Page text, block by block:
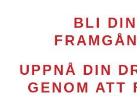
BLI
UPPNÅ DIN
GENOM ATT